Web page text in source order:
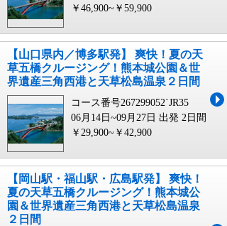
￥46,900~￥59,900
【山口県内／博多駅発】 爽快！夏の天
草五橋クルージング！熊本城公園＆世
界遺産三角西港と天草松島温泉２日間
コース番号267299052`JR35
06月14日~09月27日 出発 2日間
￥29,900~￥42,900
【岡山駅・福山駅・広島駅発】 爽快！
夏の天草五橋クルージング！熊本城公
園＆世界遺産三角西港と天草松島温泉
２日間